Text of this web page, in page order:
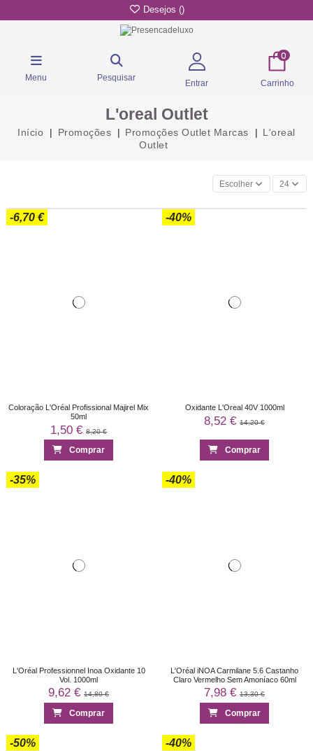
Desejos ()
Menu Pesquisar
Entrar
0
Carrinho
L'oreal Outlet
Início Promoções Promoções Outlet Marcas
L'oreal
Outlet
Escolher 24
-6,70 €
Coloração L'Oréal Profissional Majirel Mix
50ml
1,50 € 8,20 €
Comprar
-40%
Oxidante L'Oreal 40V 1000ml
8,52 € 14,20 €
Comprar
-35%
L'Oréal Professionnel Inoa Oxidante 10
Vol. 1000ml
9,62 € 14,80 €
Comprar
-40%
L'Oréal iNOA Carmilane 5.6 Castanho
Claro Vermelho Sem Amoníaco 60ml
7,98 € 13,30 €
Comprar
-50% -40%